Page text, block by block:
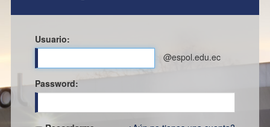
Usuario:
@espol.edu.ec
Password: